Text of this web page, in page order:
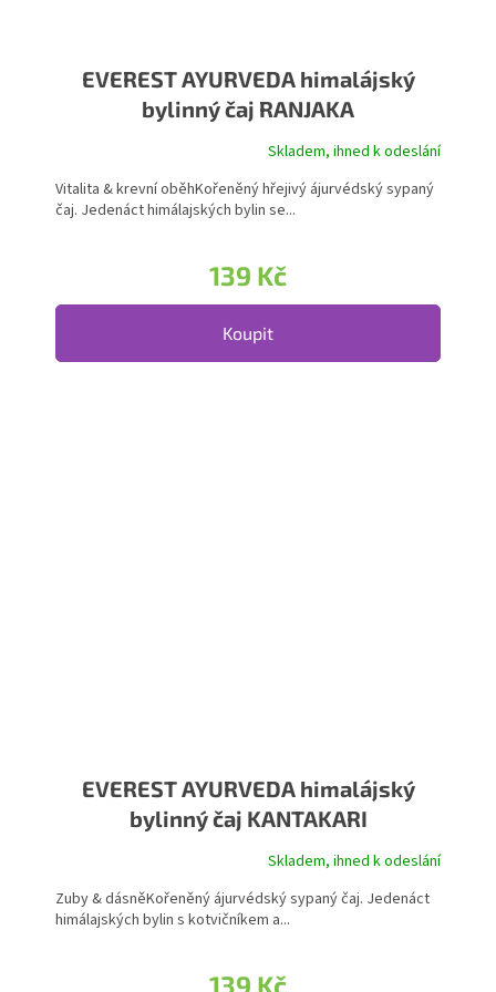
EVEREST AYURVEDA himalájský
bylinný čaj RANJAKA
Průměrné hodnocení produktu je 5,0 z 5 hvězdiček.
Skladem, ihned k odeslání
139 Kč
Koupit
Vitalita & krevní oběhKořeněný hřejivý ájurvédský sypaný
čaj. Jedenáct himálajských bylin se...
EVEREST AYURVEDA himalájský
bylinný čaj KANTAKARI
Skladem, ihned k odeslání
139 Kč
Zuby & dásněKořeněný ájurvédský sypaný čaj. Jedenáct
himálajských bylin s kotvičníkem a...